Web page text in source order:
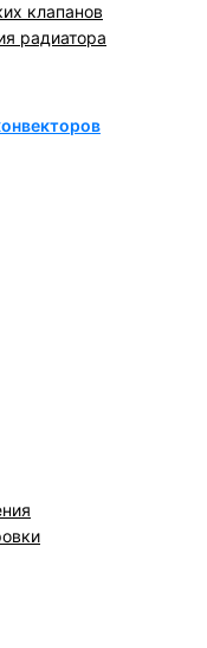
клапанов
радиатора